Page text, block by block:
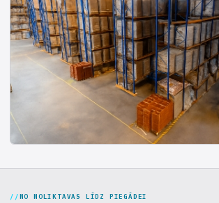
NO NOLIKTAVAS LĪDZ PIEGĀDEI